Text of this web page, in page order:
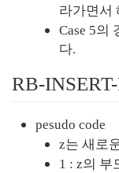
라가면서
Case 5의
다.
RB-
pesudo code
z는 새로
1 : z의 부